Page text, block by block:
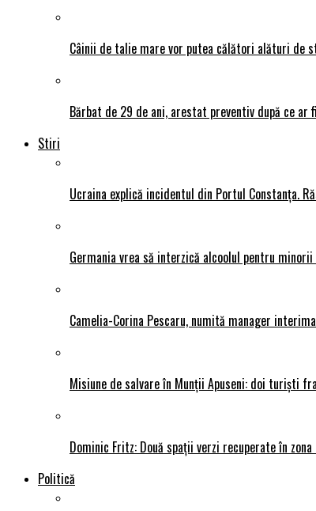
Câinii de talie mare vor putea călători alături de
Bărbat de 29 de ani, arestat preventiv după ce
Stiri
Ucraina explică incidentul din Portul Constanța.
Germania vrea să interzică alcoolul pentru
Camelia-Corina Pescaru, numită manager
Misiune de salvare în Munții Apuseni: doi turiști
Dominic Fritz: Două spații verzi recuperate în
Politică